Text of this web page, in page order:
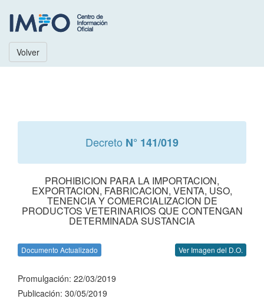
Volver
Decreto N° 141/019
PROHIBICION PARA LA IMPORTACION,
EXPORTACION, FABRICACION, VENTA, USO,
TENENCIA Y COMERCIALIZACION DE
PRODUCTOS VETERINARIOS QUE CONTENGAN
DETERMINADA SUSTANCIA
Documento Actualizado Ver Imagen del D.O.
Promulgación: 22/03/2019
Publicación: 30/05/2019